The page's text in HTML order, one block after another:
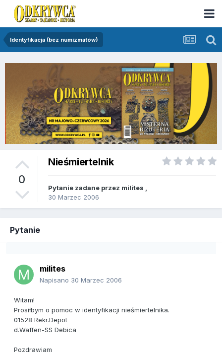
Identyfikacja (bez numizmatów)
0
Nieśmiertelnik
Pytanie zadane przez milites
30 Marzec 2006
Pytanie
milites
Napisano 30 Marzec 2006
Witam!
Prosiłbym o pomoc w identyfikacji nieśmiertelnika.
01528 Rekr.Depot
d.Waffen-SS Debica
Pozdrawiam